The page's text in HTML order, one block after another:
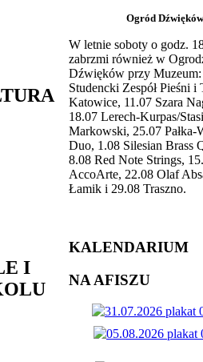
I
Ogród Dźwięków
W letnie soboty o godz.
zabrzmi również w
Dźwięków przy
Studencki Zespół Pieśni i
Katowice, 11.07 Szara
18.07 Lerech-Kurpas/
Markowski, 25.07 Pałka-
Duo, 1.08 Silesian Brass
8.08 Red Note Strings,
AccoArte, 22.08 Olaf
Łamik i 29.08 Traszno.
KALENDARIUM
NA AFISZU